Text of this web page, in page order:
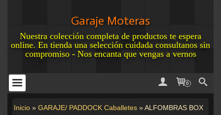
Garaje Moteras
Nuestra colección completa de productos te espera
online. En tienda una selección cuidada consultanos sin
compromiso - Nos encanta que vengas a vernos
0
Inicio » GARAJE/ PADDOCK Caballetes »ALFOMBRAS BOX